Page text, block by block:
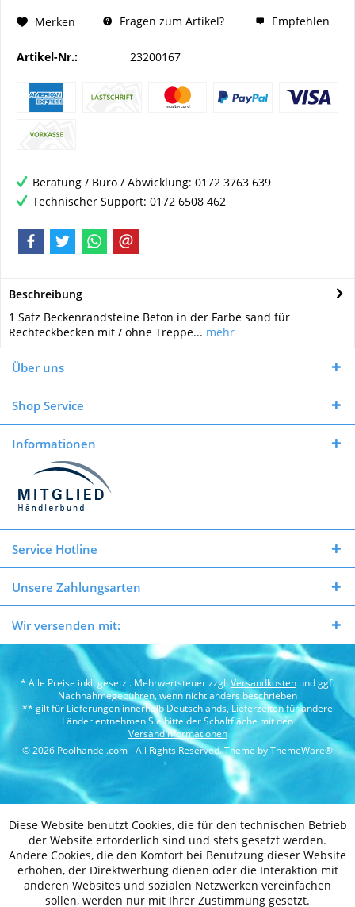
Merken Fragen zum Artikel? Empfehlen
Artikel-Nr.: 23200167
Beratung / Büro / Abwicklung: 0172 3763 639
Technischer Support: 0172 6508 462
Beschreibung
1 Satz Beckenrandsteine Beton in der Farbe sand für
Rechteckbecken mit / ohne Treppe... mehr
Über uns
Shop Service
Informationen
Service Hotline
Unsere Zahlungsarten
Wir versenden mit:
* Alle Preise inkl. gesetzl. Mehrwertsteuer zzgl.Versandkosten und ggf.
Nachnahmegebühren, wenn nicht anders beschrieben
** gilt für Lieferungen innerhalb Deutschlands, Lieferzeiten für andere
Länder entnehmen Sie bitte der Schaltfläche mit den
Versandinformationen
© 2026 Poolhandel.com - All Rights Reserved. Theme byThemeWare®
Diese Website benutzt Cookies, die für den technischen Betrieb
der Website erforderlich sind und stets gesetzt werden.
Andere Cookies, die den Komfort bei Benutzung dieser Website
erhöhen, der Direktwerbung dienen oder die Interaktion mit
anderen Websites und sozialen Netzwerken vereinfachen
sollen, werden nur mit Ihrer Zustimmung gesetzt.